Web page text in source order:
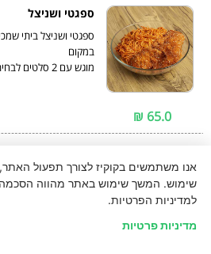
ספגטי ושניצל
ספגטי ושניצל ביתי
מוגש עם 2 סלטים לבחירה.
65.0 ₪
אנו משתמשים בקוקיז לצורך תפעול האתר,
שימוש. המשך שימוש באתר מהווה
למדיניות הפרטיות.
מדיניות פרטיות